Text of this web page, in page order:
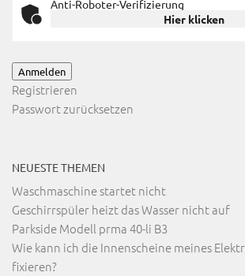
Anti-Roboter-Verifizierung
Hier klicken
Anmelden
Registrieren
Passwort zurücksetzen
NEUESTE THEMEN
Waschmaschine startet nicht
Geschirrspüler heizt das Wasser nicht auf
Parkside Modell prma 40-li B3
Wie kann ich die Innenscheine meines
fixieren?